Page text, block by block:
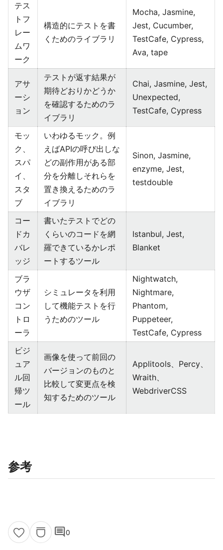
テス
トフ
レー
ムワ
ーク
構造的にテストを書
くためのライブラリ
Mocha, Jasmine,
Jest, Cucumber,
TestCafe, Cypress,
Ava, tape
アサ
ーシ
ョン
テストが返す結果が
期待どおりかどうか
を確認するためのラ
イブラリ
Chai, Jasmine, Jest,
Unexpected,
TestCafe, Cypress
モッ
ク、
スパ
イ、
スタ
ブ
いわゆるモック。例
えばAPIの呼び出しな
どの副作用がある部
分を分離しそれらを
置き換えるためのラ
イブラリ
Sinon, Jasmine,
enzyme, Jest,
testdouble
コー
ドカ
バレ
ッジ
書いたテストでどの
くらいのコードを網
羅できているかレポ
ートするツール
Istanbul, Jest,
Blanket
ブラ
ウザ
コン
トロ
ーラ
シミュレータを利用
して機能テストを行
うためのツール
Nightwatch,
Nightmare,
Phantom,
Puppeteer,
TestCafe, Cypress
ビジ
ュア
ル回
帰ツ
ール
画像を使って前回の
バージョンのものと
比較して変更点を検
知するためのツール
Applitools、Percy、
Wraith、
WebdriverCSS
参考
comment0